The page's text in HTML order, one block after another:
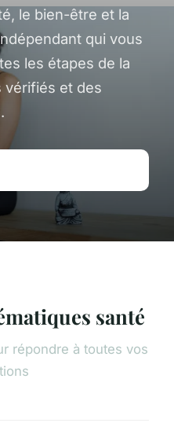
le bien-être et la
qui vous
les étapes de la
vérifiés et des
santé
répondre à toutes vos